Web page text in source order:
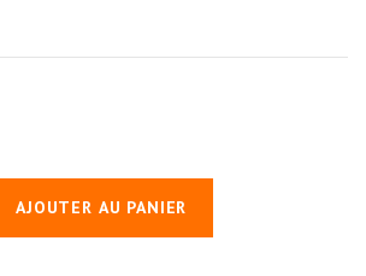
AJOUTER AU PANIER